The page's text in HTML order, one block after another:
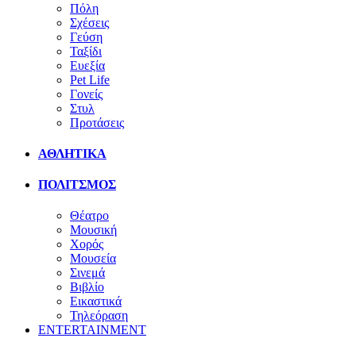
Πόλη
Σχέσεις
Γεύση
Ταξίδι
Ευεξία
Pet Life
Γονείς
Στυλ
Προτάσεις
ΑΘΛΗΤΙΚΑ
ΠΟΛΙΤΣΜΟΣ
Θέατρο
Μουσική
Χορός
Μουσεία
Σινεμά
Βιβλίο
Εικαστικά
Τηλεόραση
ENTERTAINMENT